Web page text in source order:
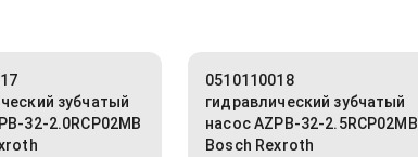
зубчатый
32-2.0RCP02MB
0510110018
гидравлический зубчатый
насос AZPB-32-2.5RCP02MB
Bosch Rexroth